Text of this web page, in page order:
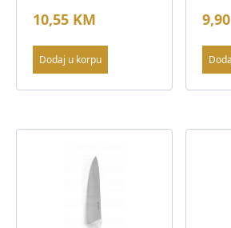
10,55 KM
Dodaj u korpu
9,90